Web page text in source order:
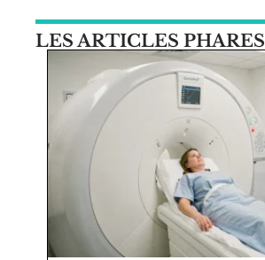
LES ARTICLES PHARES